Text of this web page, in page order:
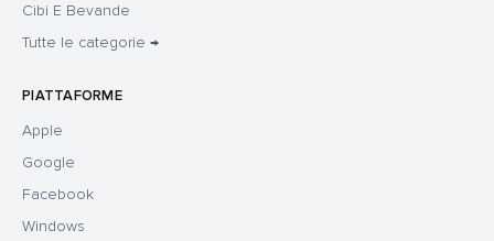
Cibi E Bevande
Tutte le categorie →
PIATTAFORME
Apple
Google
Facebook
Windows